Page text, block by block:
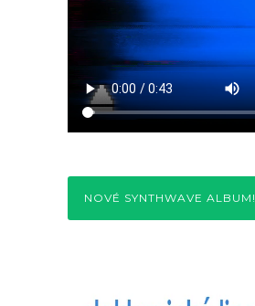
NOVÉ SYNTHWAVE ALBUM!